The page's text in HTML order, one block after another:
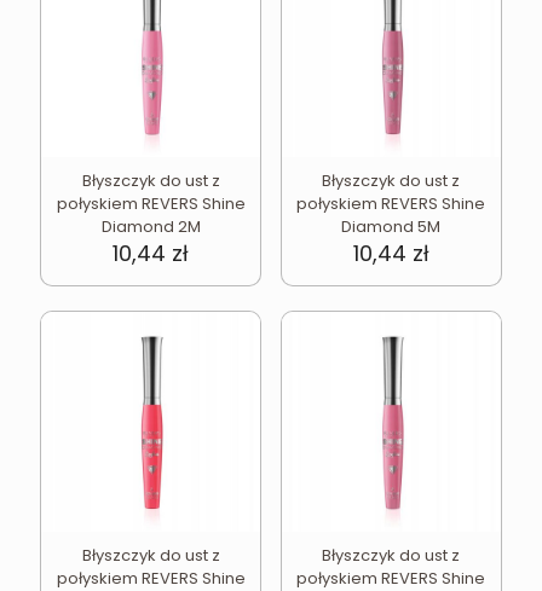
Błyszczyk do ust z
połyskiem REVERS Shine
Diamond 2M
10,44 zł
Błyszczyk do ust z
połyskiem REVERS Shine
Diamond 5M
10,44 zł
Błyszczyk do ust z
połyskiem REVERS Shine
Błyszczyk do ust z
połyskiem REVERS Shine